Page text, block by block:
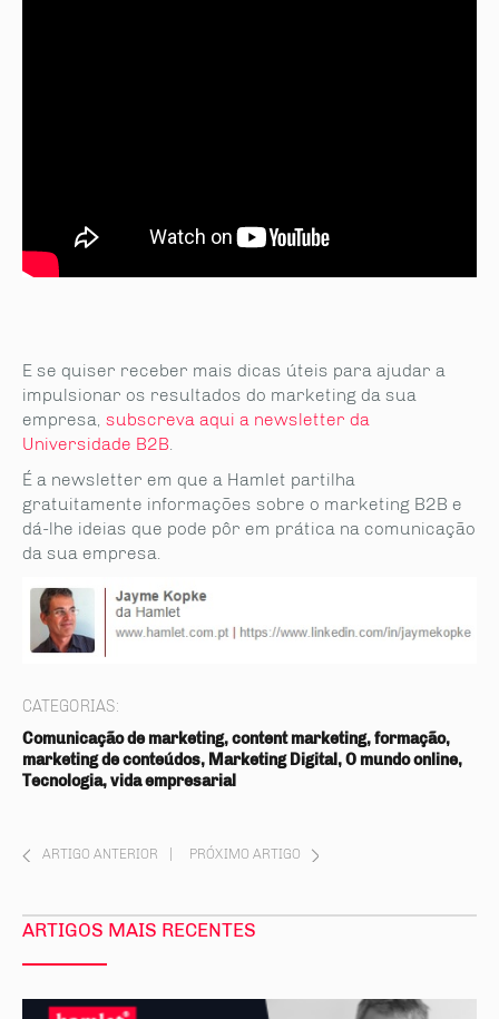
E se quiser receber mais dicas úteis para ajudar a
impulsionar os resultados do marketing da sua
empresa, subscreva aqui a newsletter da
Universidade B2B.
É a newsletter em que a Hamlet partilha
gratuitamente informações sobre o marketing B2B e
dá-lhe ideias que pode pôr em prática na comunicação
da sua empresa.
CATEGORIAS:
Comunicação de marketing, content marketing, formação,
marketing de conteúdos, Marketing Digital, O mundo online,
Tecnologia, vida empresarial
ARTIGO ANTERIOR PRÓXIMO ARTIGO
ARTIGOS MAIS RECENTES